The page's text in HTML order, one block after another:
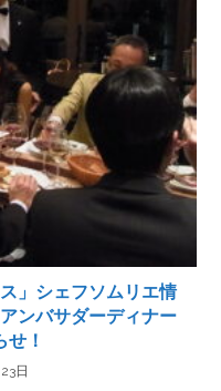
」シェフソムリエ情
ンバサダーディナー
せ！
日